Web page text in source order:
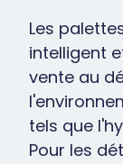
Les
intelligent
vente au
tels que
Pour les